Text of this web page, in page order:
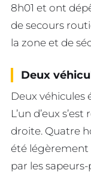
8h01 et ont
de secours
la zone et de
Deux
Deux véhicules
L’un d’eux
droite. Quatre
été légèrement
par les